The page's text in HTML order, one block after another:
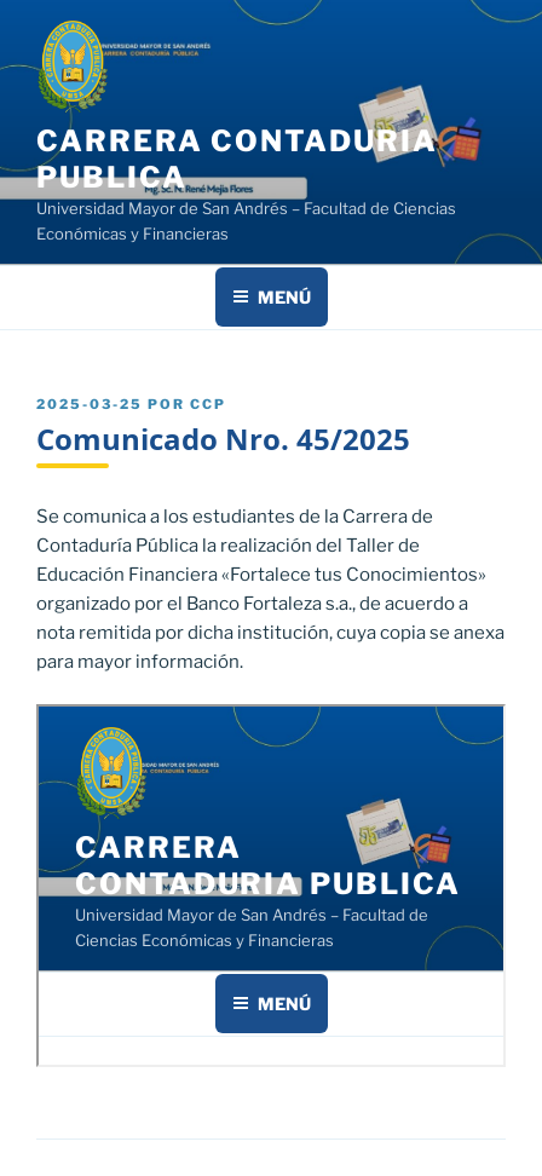
contenido
CARRERA CONTADURIA
PUBLICA
Universidad Mayor de San Andrés – Facultad de Ciencias
Económicas y Financieras
MENÚ
PUBLICADO
2025-03-25 POR CCP
Comunicado Nro. 45/2025
Se comunica a los estudiantes de la Carrera de
Contaduría Pública la realización del Taller de
Educación Financiera «Fortalece tus Conocimientos»
organizado por el Banco Fortaleza s.a., de acuerdo a
nota remitida por dicha institución, cuya copia se anexa
para mayor información.